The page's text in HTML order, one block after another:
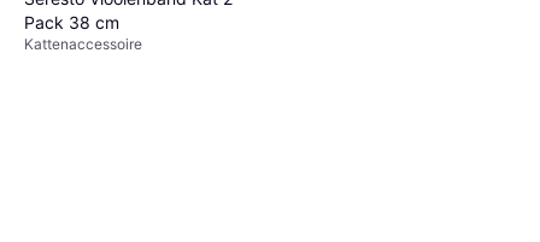
Pack 38 cm
Kattenaccessoire